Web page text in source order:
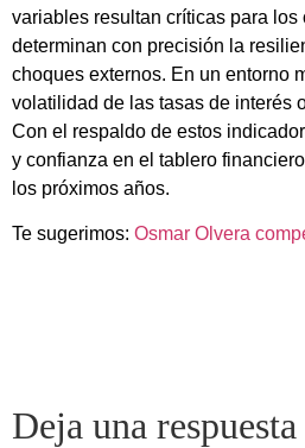
variables resultan críticas para
determinan con precisión la
choques externos. En un entorno
volatilidad de las tasas de interés
Con el respaldo de estos
y confianza en el tablero
los próximos años.
Te sugerimos: Osmar Olvera
Deja una respuesta